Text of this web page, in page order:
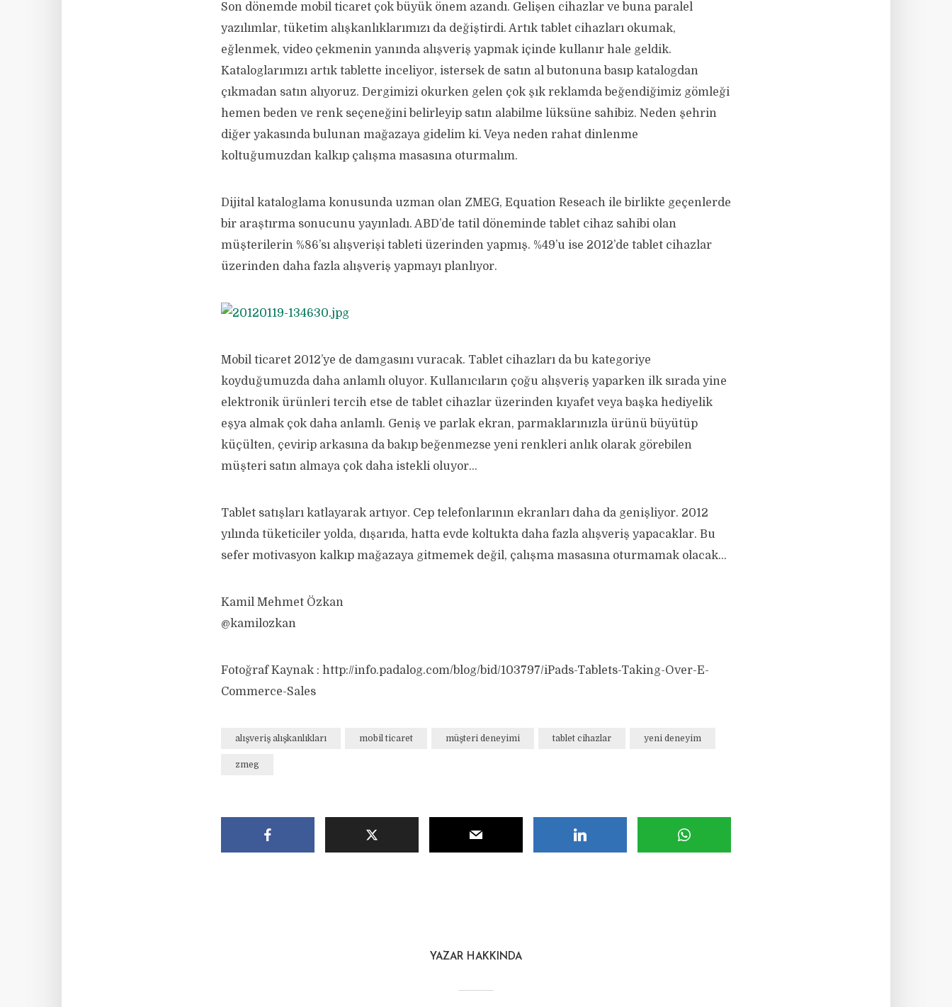
Son dönemde mobil ticaret çok büyük önem azandı. Gelişen cihazlar ve buna paralel
yazılımlar, tüketim alışkanlıklarımızı da değiştirdi. Artık tablet cihazları okumak,
eğlenmek, video çekmenin yanında alışveriş yapmak içinde kullanır hale geldik.
Kataloglarımızı artık tablette inceliyor, istersek de satın al butonuna basıp katalogdan
çıkmadan satın alıyoruz. Dergimizi okurken gelen çok şık reklamda beğendiğimiz gömleği
hemen beden ve renk seçeneğini belirleyip satın alabilme lüksüne sahibiz. Neden şehrin
diğer yakasında bulunan mağazaya gidelim ki. Veya neden rahat dinlenme
koltuğumuzdan kalkıp çalışma masasına oturmalım.
Dijital kataloglama konusunda uzman olan ZMEG, Equation Reseach ile birlikte geçenlerde
bir araştırma sonucunu yayınladı. ABD’de tatil döneminde tablet cihaz sahibi olan
müşterilerin %86’sı alışverişi tableti üzerinden yapmış. %49’u ise 2012’de tablet cihazlar
üzerinden daha fazla alışveriş yapmayı planlıyor.
Mobil ticaret 2012’ye de damgasını vuracak. Tablet cihazları da bu kategoriye
koyduğumuzda daha anlamlı oluyor. Kullanıcıların çoğu alışveriş yaparken ilk sırada yine
elektronik ürünleri tercih etse de tablet cihazlar üzerinden kıyafet veya başka hediyelik
eşya almak çok daha anlamlı. Geniş ve parlak ekran, parmaklarınızla ürünü büyütüp
küçülten, çevirip arkasına da bakıp beğenmezse yeni renkleri anlık olarak görebilen
müşteri satın almaya çok daha istekli oluyor…
Tablet satışları katlayarak artıyor. Cep telefonlarının ekranları daha da genişliyor. 2012
yılında tüketiciler yolda, dışarıda, hatta evde koltukta daha fazla alışveriş yapacaklar. Bu
sefer motivasyon kalkıp mağazaya gitmemek değil, çalışma masasına oturmamak olacak…
Kamil Mehmet Özkan
@kamilozkan
Fotoğraf Kaynak : http://info.padalog.com/blog/bid/103797/iPads-Tablets-Taking-Over-E-
Commerce-Sales
alışveriş alışkanlıkları mobil ticaret müşteri deneyimi tablet cihazlar yeni deneyim
zmeg
YAZAR HAKKINDA